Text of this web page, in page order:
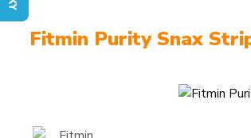
Fitmin Purity Snax